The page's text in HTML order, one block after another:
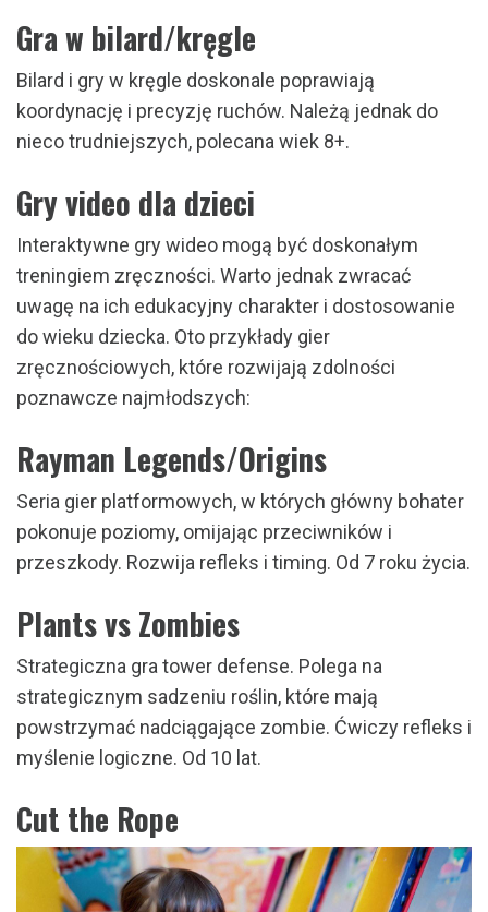
Gra w bilard/kręgle
Bilard i gry w kręgle doskonale poprawiają
koordynację i precyzję ruchów. Należą jednak do
nieco trudniejszych, polecana wiek 8+.
Gry video dla dzieci
Interaktywne gry wideo mogą być doskonałym
treningiem zręczności. Warto jednak zwracać
uwagę na ich edukacyjny charakter i dostosowanie
do wieku dziecka. Oto przykłady gier
zręcznościowych, które rozwijają zdolności
poznawcze najmłodszych:
Rayman Legends/Origins
Seria gier platformowych, w których główny bohater
pokonuje poziomy, omijając przeciwników i
przeszkody. Rozwija refleks i timing. Od 7 roku życia.
Plants vs Zombies
Strategiczna gra tower defense. Polega na
strategicznym sadzeniu roślin, które mają
powstrzymać nadciągające zombie. Ćwiczy refleks i
myślenie logiczne. Od 10 lat.
Cut the Rope